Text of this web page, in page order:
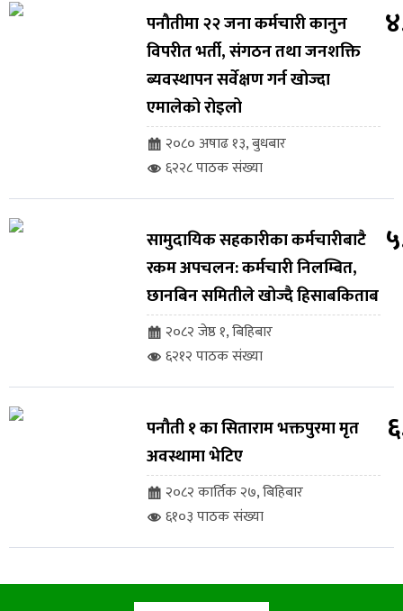
पनौतीमा २२ जना कर्मचारी कानुन
विपरीत भर्ती, संगठन तथा जनशक्ति
ब्यवस्थापन सर्वेक्षण गर्न खोज्दा
एमालेको रोइलो
२०८० अषाढ १३, बुधबार
६२२८ पाठक संख्या
सामुदायिक सहकारीका कर्मचारीबाटै
रकम अपचलन: कर्मचारी निलम्बित,
छानबिन समितीले खोज्दै हिसाबकिताब
२०८२ जेष्ठ १, बिहिबार
६२१२ पाठक संख्या
पनौती १ का सिताराम भक्तपुरमा मृत
अवस्थामा भेटिए
२०८२ कार्तिक २७, बिहिबार
६१०३ पाठक संख्या